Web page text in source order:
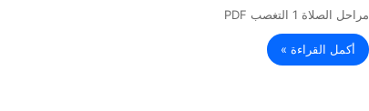
مراحل الصلاة 1 التغصب PDF
أكمل القراءة »